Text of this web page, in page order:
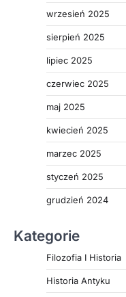
wrzesień 2025
sierpień 2025
lipiec 2025
czerwiec 2025
maj 2025
kwiecień 2025
marzec 2025
styczeń 2025
grudzień 2024
Kategorie
Filozofia I Historia
Historia Antyku